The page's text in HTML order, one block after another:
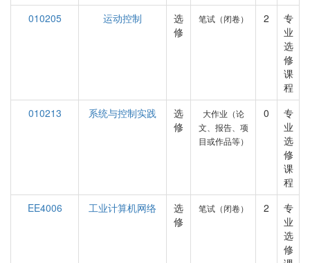
010205
运动控制
选
修
笔试（闭卷） 2
专
业
选
修
课
程
010213
系统与控制实践
选
修
大作业（论
文、报告、项
目或作品等）
0
专
业
选
修
课
程
EE4006
工业计算机网络
选
修
笔试（闭卷） 2
专
业
选
修